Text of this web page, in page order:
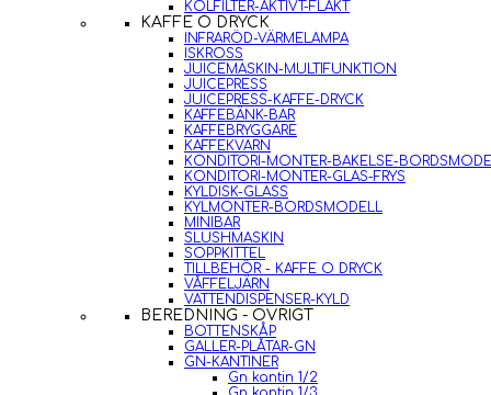
KOLFILTER-AKTIVT-FLÄKT
KAFFE O DRYCK
INFRARÖD-VÄRMELAMPA
ISKROSS
JUICEMASKIN-MULTIFUNKTION
JUICEPRESS
JUICEPRESS-KAFFE-DRYCK
KAFFEBÄNK-BAR
KAFFEBRYGGARE
KAFFEKVARN
KONDITORI-MONTER-BAKELSE-
KONDITORI-MONTER-GLAS-FRYS
KYLDISK-GLASS
KYLMONTER-BORDSMODELL
MINIBAR
SLUSHMASKIN
SOPPKITTEL
TILLBEHÖR - KAFFE O DRYCK
VÅFFELJÄRN
VATTENDISPENSER-KYLD
BEREDNING - ÖVRIGT
BOTTENSKÅP
GALLER-PLÅTAR-GN
GN-KANTINER
Gn kantin 1/2